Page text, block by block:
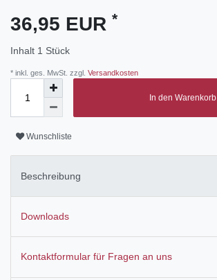
36,95 EUR *
Inhalt 1 Stück
* inkl. ges. MwSt. zzgl. Versandkosten
In den Warenkorb
Wunschliste
Beschreibung
Downloads
Kontaktformular für Fragen an uns